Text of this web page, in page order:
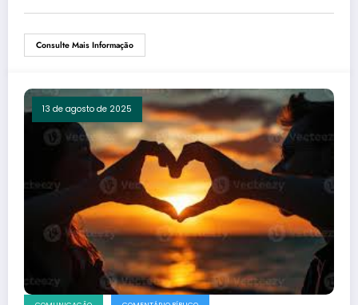
Consulte Mais Informação
13 de agosto de 2025